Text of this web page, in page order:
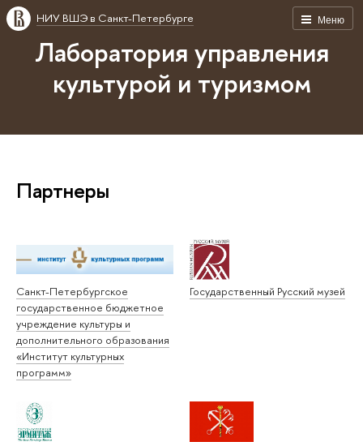
Меню
НИУ ВШЭ в Санкт-Петербурге
Лаборатория управления
культурой и туризмом
Партнеры
Санкт-Петербургское
государственное бюджетное
учреждение культуры и
дополнительного образования
«Институт культурных
программ»
Государственный Русский музей